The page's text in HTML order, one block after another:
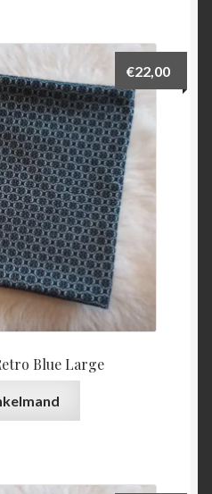
Blue Large
€22,00